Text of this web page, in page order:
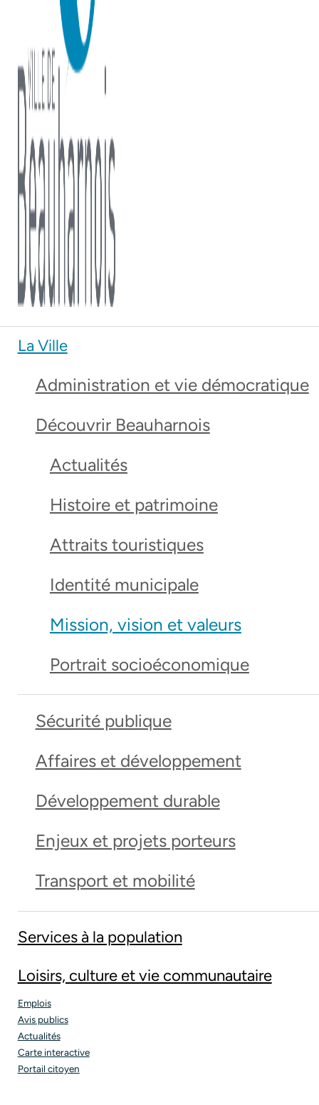
La Ville
Administration et vie démocratique
Découvrir Beauharnois
Actualités
Histoire et patrimoine
Attraits touristiques
Identité municipale
Mission, vision et valeurs
Portrait socioéconomique
Sécurité publique
Affaires et développement
Développement durable
Enjeux et projets porteurs
Transport et mobilité
Services à la population
Loisirs, culture et vie communautaire
Emplois
Avis publics
Actualités
Carte interactive
Portail citoyen